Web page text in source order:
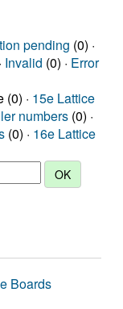
pending (0) ·
Invalid (0) · Error
(0) · 15e Lattice
numbers (0) ·
(0) · 16e Lattice
Boards